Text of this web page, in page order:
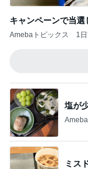
キャンペーンで当選
Amebaトピックス 1
塩が
ミス